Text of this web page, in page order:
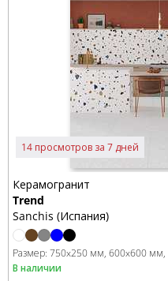
14 просмотров за 7 дней
Керамогранит
Trend
Sanchis (Испания)
Размер: 750x250 мм 600x600 мм
В наличии